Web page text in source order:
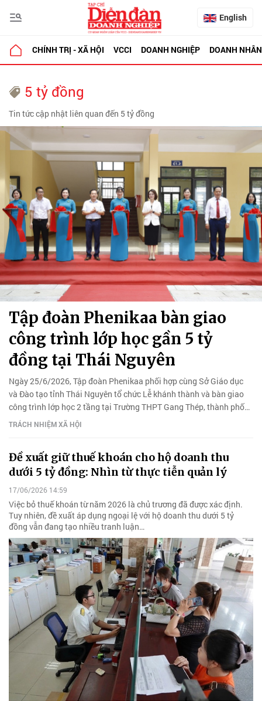
English
CHÍNH TRỊ - XÃ HỘI VCCI DOANH NGHIỆP DOANH NHÂN
5 tỷ đồng
Tin tức cập nhật liên quan đến 5 tỷ đồng
Tập đoàn Phenikaa bàn giao
công trình lớp học gần 5 tỷ
đồng tại Thái Nguyên
Ngày 25/6/2026, Tập đoàn Phenikaa phối hợp cùng Sở Giáo dục
và Đào tạo tỉnh Thái Nguyên tổ chức Lễ khánh thành và bàn giao
công trình lớp học 2 tầng tại Trường THPT Gang Thép, thành phố
Thái Nguyên.
TRÁCH NHIỆM XÃ HỘI
Đề xuất giữ thuế khoán cho hộ doanh thu
dưới 5 tỷ đồng: Nhìn từ thực tiễn quản lý
17/06/2026 14:59
Việc bỏ thuế khoán từ năm 2026 là chủ trương đã được xác định.
Tuy nhiên, đề xuất áp dụng ngoại lệ với hộ doanh thu dưới 5 tỷ
đồng vẫn đang tạo nhiều tranh luận…